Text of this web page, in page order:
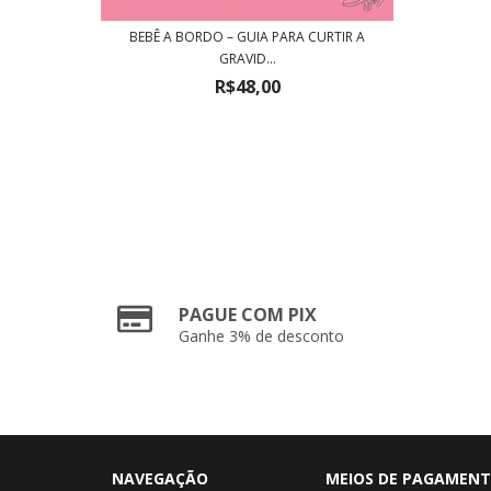
BEBÊ A BORDO – GUIA PARA CURTIR A
GRAVID...
R$48,00
PAGUE COM PIX
Ganhe 3% de desconto
NAVEGAÇÃO MEIOS DE